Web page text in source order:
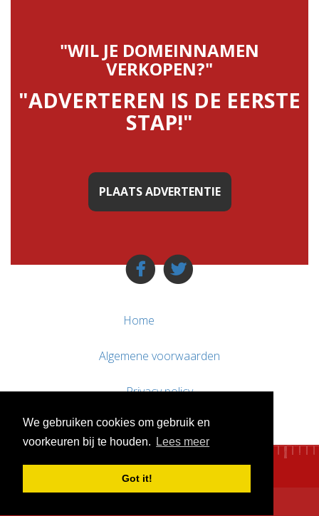
We gebruiken cookies om gebruik en
voorkeuren bij te houden.
Lees meer
Got it!
"WIL JE DOMEINNAMEN
VERKOPEN?"
"ADVERTEREN IS DE EERSTE
STAP!"
PLAATS ADVERTENTIE
Home
Algemene voorwaarden
Privacy policy
Contact / Support